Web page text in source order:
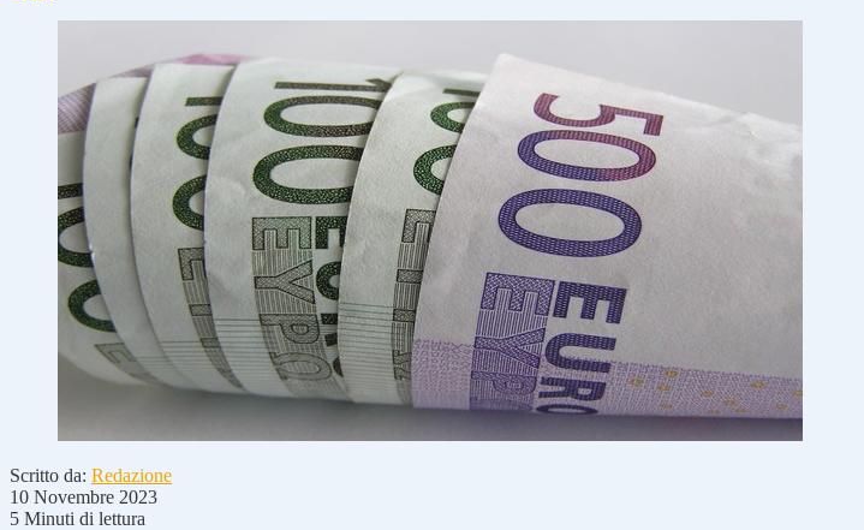
Scritto da: Redazione
10 Novembre 2023
5 Minuti di lettura